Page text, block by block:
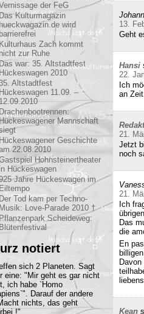
der FeG
Das Kulturmagazin
hueckwagazin.de wird
barrierefrei
Kulturhaus Zach kommt
nicht zur Ruhe
war: 35. Altstadtfest
Hückeswagen 2010
Altstadtfest
Hückeswagen 11.09. –
12.09.2010
Drachenbootrennen:
Hückeswagener Mannschaft
Hückeswagener Geschichte
22.08.2010
Hohnsteinertheater
in Hückeswagen
Jahre Hückeswagen im
Eiltempo
Der Tod kam per Techno-
Musik: Love-Parade 2010 †
Pflanzenpark Scheideweg:
Blütenfestival
notiert
sich 2 Planeten. Sagt
eine: "Mir geht es gar nicht
ich habe `Homo
Darauf der andere
nichts, das geht
!"
13.
Geht
Hansi
22.
Ich
an
21.
Jetzt
noch
21.
Ich
Das
die
En
Kean